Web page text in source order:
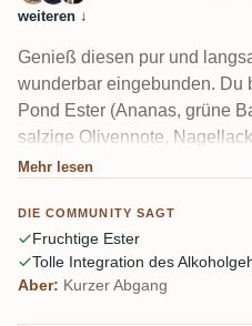
weiteren ↓
Genieß diesen pur und
wunderbar eingebunden. Du
Pond Ester (Ananas, grüne
salzige Olivennote,
kräuterige Kante. Nach 20
ihn überraschend dünn und
Mehr lesen
DIE COMMUNITY SAGT
Fruchtige Ester
Tolle Integration des
Aber: Kurzer Abgang